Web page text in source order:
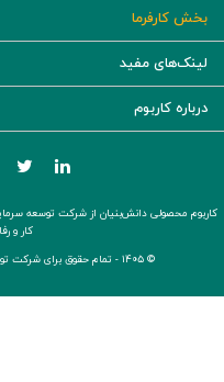
بخش کارفرما
لینک‌های مفید
درباره کاربوم
کاربوم محصولی دانش‌بنیان از شرکت توسعه سرمایه
کار و
© ۱۴۰۵ -
تمام حقوق برای شرکت